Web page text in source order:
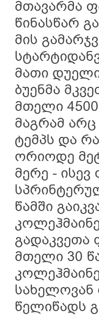
მთავარმა
წინასწარ
მის
მათი
ბუენმა
მთელი
მაგრამ არც
ტემპს და
ორიოდე
მერე -
წამში
გადაკვეთა
მთელი 30
წელიწადს